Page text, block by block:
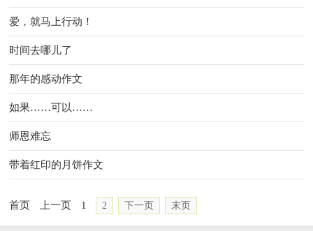
爱，就马上行动！
时间去哪儿了
那年的感动作文
如果……可以……
师恩难忘
带着红印的月饼作文
首页 上一页 1 2 下一页 末页